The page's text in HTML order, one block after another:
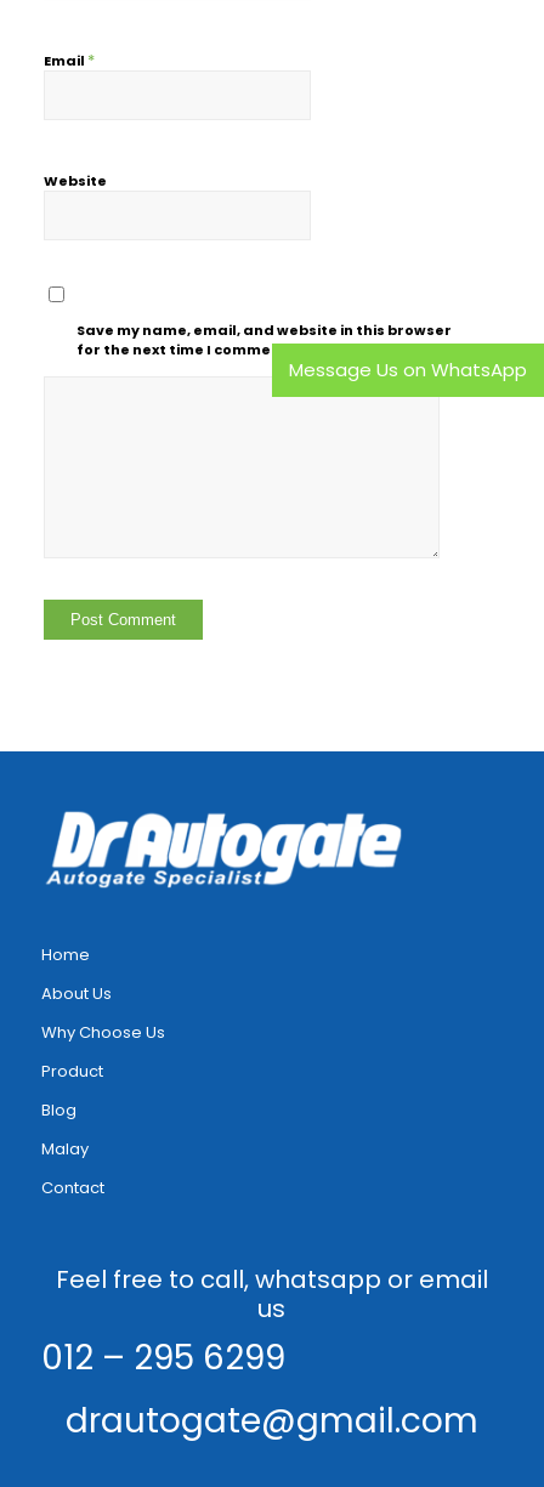
Email *
Website
Save my name, email, and website in this browser
for the next time I comment.
Home
About Us
Why Choose Us
Product
Blog
Malay
Contact
Feel free to call, whatsapp or email
us
012 – 295 6299
drautogate@gmail.com
Message Us on WhatsApp